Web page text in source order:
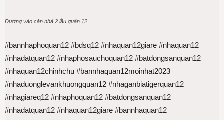
Đường vào căn nhà 2 lầu quận 12
#bannhaphoquan12 #bdsq12 #nhaquan12giare #nhaquan12
#nhadatquan12 #nhaphosauchoquan12 #batdongsanquan12
#nhaquan12chinhchu #bannhaquan12moinhat2023
#nhaduonglevankhuongquan12 #nhaganbiatigerquan12
#nhagiareq12 #nhaphoquan12 #batdongsanquan12
#nhadatquan12 #nhaquan12giare #bannhaquan12